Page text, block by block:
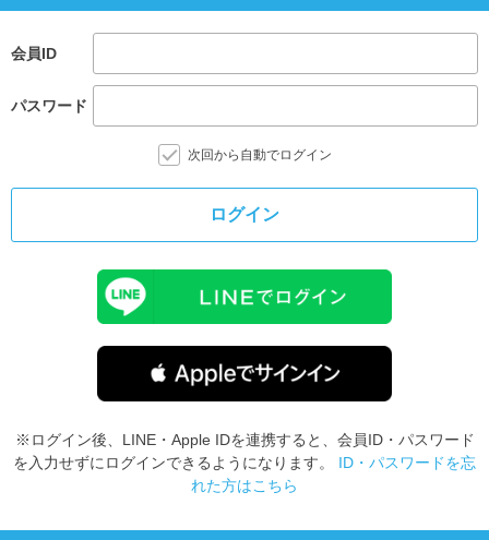
会員ID
パスワード
次回から自動でログイン
ログイン
※ログイン後、LINE・Apple IDを連携すると、会員ID・パスワード
を入力せずにログインできるようになります。 ID・パスワードを忘
れた方はこちら